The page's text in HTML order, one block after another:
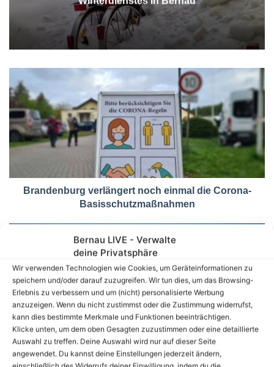
Bernau LIVE - Verwalte
deine Privatsphäre
Wir verwenden Technologien wie Cookies, um Geräteinformationen zu
speichern und/oder darauf zuzugreifen. Wir tun dies, um das Browsing-
Erlebnis zu verbessern und um (nicht) personalisierte Werbung
anzuzeigen. Wenn du nicht zustimmst oder die Zustimmung widerrufst,
kann dies bestimmte Merkmale und Funktionen beeinträchtigen.
Klicke unten, um dem oben Gesagten zuzustimmen oder eine detaillierte
Auswahl zu treffen. Deine Auswahl wird nur auf dieser Seite
angewendet. Du kannst deine Einstellungen jederzeit ändern,
Brandenburg verlängert noch einmal die Corona-
Basisschutzmaßnahmen
Guten Morgen aus Bernau und allen einen schönen
Donnerstag